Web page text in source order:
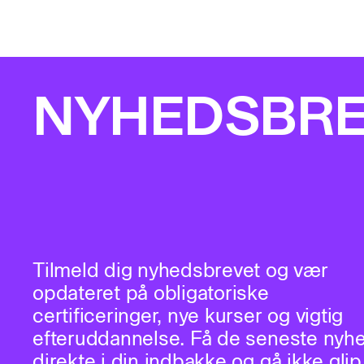
Tilmeld dig nyhedsbrevet og vær
opdateret på obligatoriske
certificeringer, nye kurser og vigtig
efteruddannelse. Få de seneste